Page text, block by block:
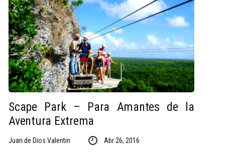
Scape Park – Para Amantes de la
Aventura Extrema
Juan de Dios Valentin Abr 26, 2016